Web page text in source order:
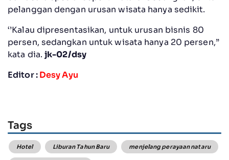
pelanggan dengan urusan wisata hanya sedikit.
‘’Kalau dipresentasikan, untuk urusan bisnis 80
persen, sedangkan untuk wisata hanya 20 persen,”
kata dia. jk-02/dsy
Editor :Desy Ayu
Tags
Hotel Liburan Tahun Baru menjelang perayaan nataru